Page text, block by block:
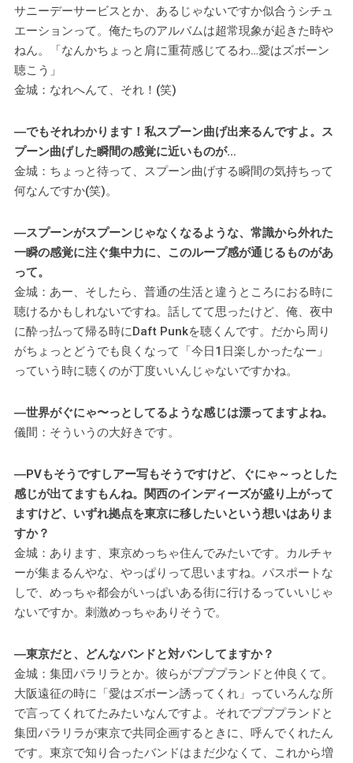
サニーデーサービスとか、あるじゃないですか似合うシチュ
エーションって。俺たちのアルバムは超常現象が起きた時や
ねん。「なんかちょっと肩に重荷感じてるわ…愛はズボーン
聴こう」
金城：なれへんて、それ！(笑)
―でもそれわかります！私スプーン曲げ出来るんですよ。ス
プーン曲げした瞬間の感覚に近いものが…
金城：ちょっと待って、スプーン曲げする瞬間の気持ちって
何なんですか(笑)。
―スプーンがスプーンじゃなくなるような、常識から外れた
一瞬の感覚に注ぐ集中力に、このループ感が通じるものがあ
って。
金城：あー、そしたら、普通の生活と違うところにおる時に
聴けるかもしれないですね。話してて思ったけど、俺、夜中
に酔っ払って帰る時にDaft Punkを聴くんです。だから周り
がちょっとどうでも良くなって「今日1日楽しかったなー」
っていう時に聴くのが丁度いいんじゃないですかね。
―世界がぐにゃ〜っとしてるような感じは漂ってますよね。
儀間：そういうの大好きです。
―PVもそうですしアー写もそうですけど、ぐにゃ～っとした
感じが出てますもんね。関西のインディーズが盛り上がって
ますけど、いずれ拠点を東京に移したいという想いはありま
すか？
金城：あります、東京めっちゃ住んでみたいです。カルチャ
ーが集まるんやな、やっぱりって思いますね。パスポートな
しで、めっちゃ都会がいっぱいある街に行けるっていいじゃ
ないですか。刺激めっちゃありそうで。
―東京だと、どんなバンドと対バンしてますか？
金城：集団パラリラとか。彼らがプププランドと仲良くて。
大阪遠征の時に「愛はズボーン誘ってくれ」っていろんな所
で言ってくれてたみたいなんですよ。それでプププランドと
集団パラリラが東京で共同企画するときに、呼んでくれたん
です。東京で知り合ったバンドはまだ少なくて、これから増